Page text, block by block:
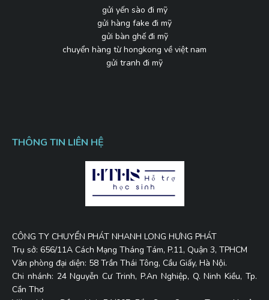
gửi yến sào đi mỹ
gửi hàng fake đi mỹ
gửi bàn ghế đi mỹ
chuyển hàng từ hongkong về việt nam
gửi tranh đi mỹ
THÔNG TIN LIÊN HỆ
CÔNG TY CHUYỂN PHÁT NHANH LONG HƯNG PHÁT
Trụ sở: 656/11A Cách Mạng Tháng Tám, P.11, Quận 3, TPHCM
Văn phòng đại diện: 58 Trần Thái Tông, Cầu Giấy, Hà Nội.
Chi nhánh: 24 Nguyễn Cư Trinh, P.An Nghiệp, Q. Ninh Kiều, Tp.
Cần Thơ